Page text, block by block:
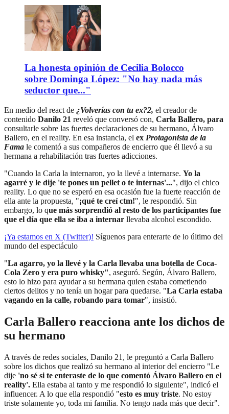
La honesta opinión de Cecilia Bolocco
sobre Dominga López: "No hay nada más
seductor que..."
En medio del react de ¿Volverías con tu ex?2, el creador de
contenido Danilo 21 reveló que conversó con, Carla Ballero, para
consultarle sobre las fuertes declaraciones de su hermano, Álvaro
Ballero, en el reality. En esa instancia, el ex Protagonista de la
Fama le comentó a sus compañeros de encierro que él llevó a su
hermana a rehabilitación tras fuertes adicciones.
"Cuando la Carla la internaron, yo la llevé a internarse. Yo la
agarré y le dije 'te pones un pellet o te internas'...", dijo el chico
reality. Lo que no se esperó en esa ocasión fue la fuerte reacción de
ella ante la propuesta, "¡qué te creí ctm!", le respondió. Sin
embargo, lo que más sorprendió al resto de los participantes fue
que el día que ella se iba a internar llevaba alcohol escondido.
¡Ya estamos en X (Twitter)! Síguenos para enterarte de lo último del
mundo del espectáculo
"La agarro, yo la llevé y la Carla llevaba una botella de Coca-
Cola Zero y era puro whisky", aseguró. Según, Álvaro Ballero,
esto lo hizo para ayudar a su hermana quien estaba cometiendo
ciertos delitos y no tenía un hogar para quedarse. "La Carla estaba
vagando en la calle, robando para tomar", insistió.
Carla Ballero reacciona ante los dichos de
su hermano
A través de redes sociales, Danilo 21, le preguntó a Carla Ballero
sobre los dichos que realizó su hermano al interior del encierro "Le
dije 'no sé si te enteraste de lo que comentó Álvaro Ballero en el
reality'. Ella estaba al tanto y me respondió lo siguiente", indicó el
influencer. A lo que ella respondió "esto es muy triste. No estoy
triste solamente yo, toda mi familia. No tengo nada más que decir".